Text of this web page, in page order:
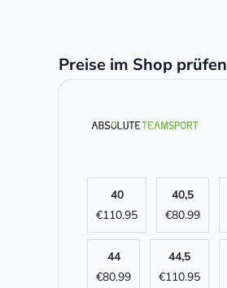
Preise im Shop prüfen
40
€110.95
40,5
€80.99
44
€80.99
44,5
€110.95